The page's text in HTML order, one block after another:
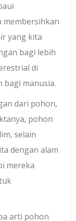
membersihkan
yang kita
bagi lebih
di
bagi manusia.
dari pohon,
pohon
selain
dengan alam
mereka
arti pohon